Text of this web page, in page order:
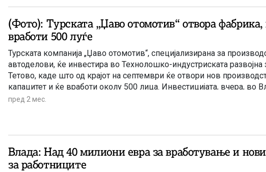
(Фото): Турската „Џаво отомотив“ отвора фабрика,
вработи 500 луѓе
Турската компанија „Џаво отомотив“, специјализирана за
автоделови, ќе инвестира во Технолошко-индустриската развојна
Тетово, каде што од крајот на септември ќе отвори нов
капацитет и ќе вработи околу 500 лица. Инвестицијата, вчера, во
промовираа премиерот Христијан Мицкоски и министерот за
пред 2 мес.
Влада: Над 40 милиони евра за вработување и
за работниците